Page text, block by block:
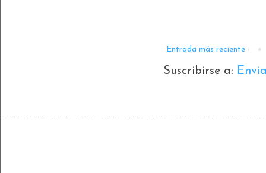
Entrada más reciente
Suscribirse a: